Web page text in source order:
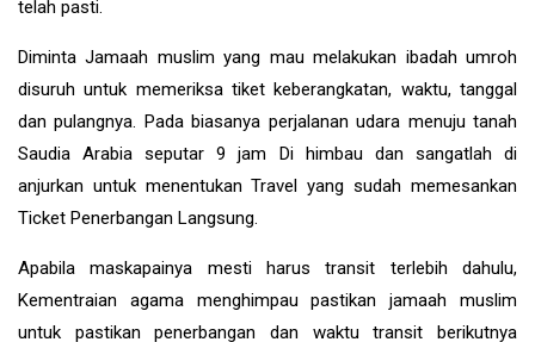
telah pasti.
Diminta Jamaah muslim yang mau melakukan ibadah umroh
disuruh untuk memeriksa tiket keberangkatan, waktu, tanggal
dan pulangnya. Pada biasanya perjalanan udara menuju tanah
Saudia Arabia seputar 9 jam Di himbau dan sangatlah di
anjurkan untuk menentukan Travel yang sudah memesankan
Ticket Penerbangan Langsung.
Apabila maskapainya mesti harus transit terlebih dahulu,
Kementraian agama menghimpau pastikan jamaah muslim
untuk pastikan penerbangan dan waktu transit berikutnya